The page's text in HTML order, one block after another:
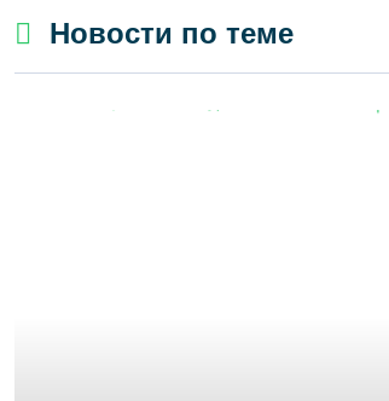
Новости по теме